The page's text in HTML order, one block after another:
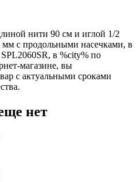
нити 90 см и иглой 1/2
с продольными насечками, в
в %city% по
магазине, вы
с актуальными сроками
нет